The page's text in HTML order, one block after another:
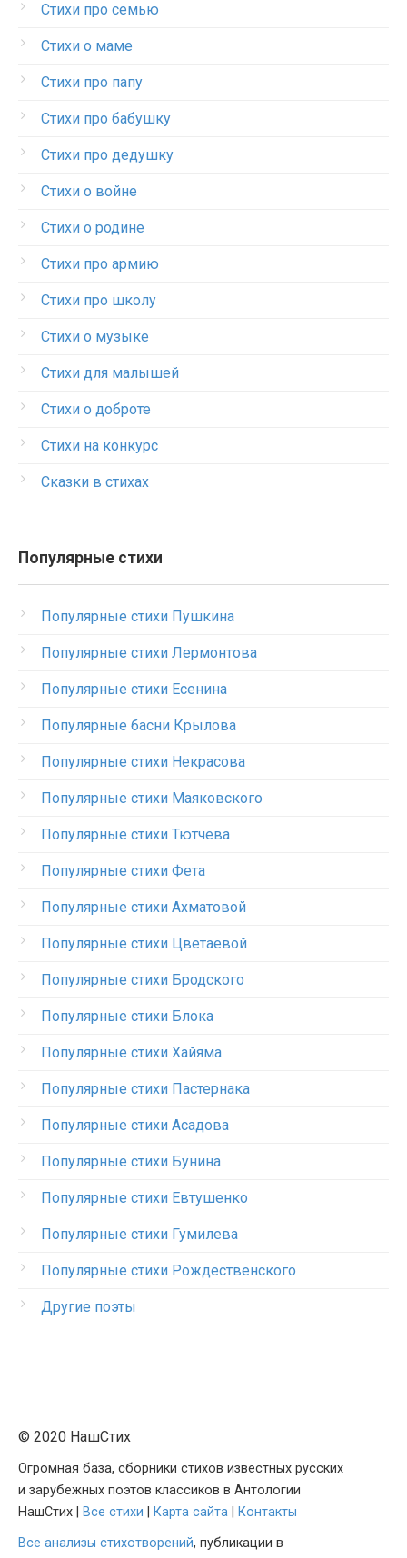
Стихи про семью
Стихи о маме
Стихи про папу
Стихи про бабушку
Стихи про дедушку
Стихи о войне
Стихи о родине
Стихи про армию
Стихи про школу
Стихи о музыке
Стихи для малышей
Стихи о доброте
Стихи на конкурс
Сказки в стихах
Популярные стихи
Популярные стихи Пушкина
Популярные стихи Лермонтова
Популярные стихи Есенина
Популярные басни Крылова
Популярные стихи Некрасова
Популярные стихи Маяковского
Популярные стихи Тютчева
Популярные стихи Фета
Популярные стихи Ахматовой
Популярные стихи Цветаевой
Популярные стихи Бродского
Популярные стихи Блока
Популярные стихи Хайяма
Популярные стихи Пастернака
Популярные стихи Асадова
Популярные стихи Бунина
Популярные стихи Евтушенко
Популярные стихи Гумилева
Популярные стихи Рождественского
Другие поэты
© 2020 НашСтих
Огромная база, сборники стихов известных русских
и зарубежных поэтов классиков в Антологии
НашСтих |
Все стихи Карта сайта
Контакты
Все анализы стихотворений, публикации в